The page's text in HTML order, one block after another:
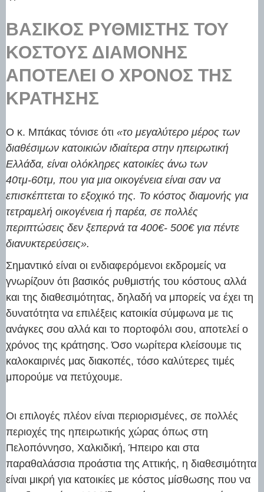
ΒΑΣΙΚΌΣ ΡΥΘΜΙΣΤΉΣ ΤΟΥ
ΚΌΣΤΟΥΣ ΔΙΑΜΟΝΉΣ
ΑΠΟΤΕΛΕΊ Ο ΧΡΌΝΟΣ ΤΗΣ
ΚΡΆΤΗΣΗΣ
Ο κ. Μπάκας τόνισε ότι «το μεγαλύτερο μέρος των
διαθέσιμων κατοικιών ιδιαίτερα στην ηπειρωτική
Ελλάδα, είναι ολόκληρες κατοικίες άνω των
40τμ-60τμ, που για μια οικογένεια είναι σαν να
επισκέπτεται το εξοχικό της. Το κόστος διαμονής για
τετραμελή οικογένεια ή παρέα, σε πολλές
περιπτώσεις δεν ξεπερνά τα 400€- 500€ για πέντε
διανυκτερεύσεις».
Σημαντικό είναι οι ενδιαφερόμενοι εκδρομείς να
γνωρίζουν ότι βασικός ρυθμιστής του κόστους αλλά
και της διαθεσιμότητας, δηλαδή να μπορείς να έχει τη
δυνατότητα να επιλέξεις κατοικία σύμφωνα με τις
ανάγκες σου αλλά και το πορτοφόλι σου, αποτελεί ο
χρόνος της κράτησης. Όσο νωρίτερα κλείσουμε τις
καλοκαιρινές μας διακοπές, τόσο καλύτερες τιμές
μπορούμε να πετύχουμε.
Οι επιλογές πλέον είναι περιορισμένες, σε πολλές
περιοχές της ηπειρωτικής χώρας όπως στη
Πελοπόννησο, Χαλκιδική, Ήπειρο και στα
παραθαλάσσια προάστια της Αττικής, η διαθεσιμότητα
είναι μικρή για κατοικίες με κόστος μίσθωσης που να